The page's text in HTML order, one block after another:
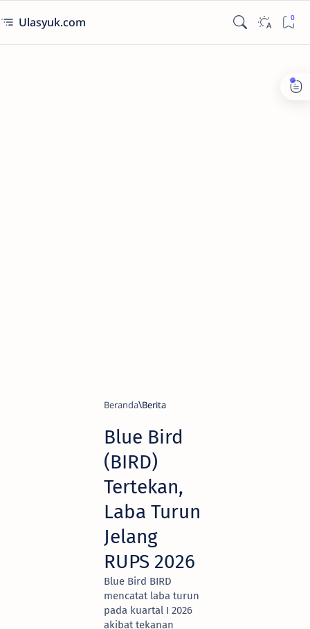
Ulasyuk.com
Beranda Berita
Blue Bird
(BIRD)
Tertekan,
Laba Turun
Jelang
RUPS 2026
Blue Bird BIRD
mencatat laba turun
pada kuartal I 2026
akibat tekanan